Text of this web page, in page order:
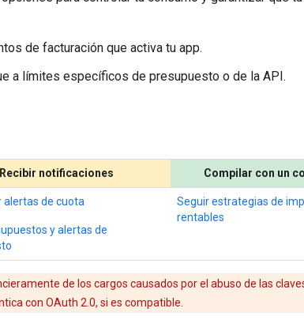
de facturación que activa tu app.
a límites específicos de presupuesto o de la API.
Recibir notificaciones Compilar con un
alertas de cuota
y alertas de
Seguir estrategias de
rentables
de los cargos causados por el abuso de las
con OAuth 2.0, si es compatible.